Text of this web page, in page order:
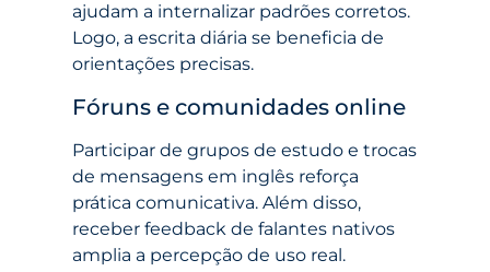
ajudam a internalizar padrões corretos.
Logo, a escrita diária se beneficia de
orientações precisas.
Fóruns e comunidades online
Participar de grupos de estudo e trocas
de mensagens em inglês reforça
prática comunicativa. Além disso,
receber feedback de falantes nativos
amplia a percepção de uso real.